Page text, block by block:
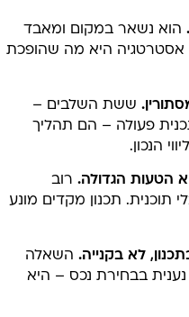
נשאר במקום ומאבד
אסטרטגיה היא מה שהופכת
ששת השלבים –
פעולה – הם תהליך
הנכון.
הטעות הגדולה.רוב
תוכנית. תכנון מקדים מונע
לא בקנייה.השאלה
בבחירת נכס – היא